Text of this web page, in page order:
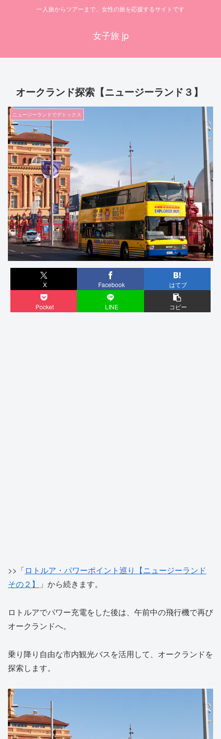
一人旅からツアーまで、女性の旅を応援するサイトです
女子旅 jp
オークランド探索【ニュージーランド３】
ニュージーランドでデトックス
X Facebook はてブ
Pocket LINE コピー
>>「ロトルア・パワーポイント巡り【ニュージーランド
その２】
」から続きます。
ロトルアでパワー充電をした後は、午前中の飛行機で再び
オークランドへ。
乗り降り自由な市内観光バスを活用して、オークランドを
探索します。